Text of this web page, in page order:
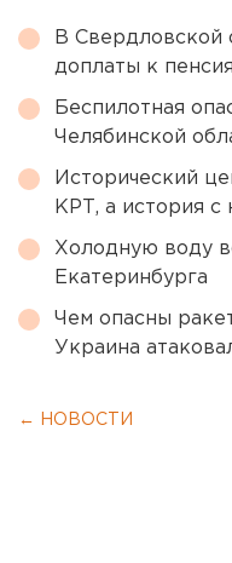
В Свердловской
доплаты к
Беспилотная
Челябинской
Исторический
КРТ, а история с
Холодную воду
Екатеринбурга
Чем опасны
Украина
← НОВОСТИ